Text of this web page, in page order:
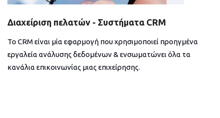
Διαχείριση πελατών - Συστήματα CRM
Το CRM είναι μία εφαρμογή που χρησιμοποιεί προηγμένα
εργαλεία ανάλυσης δεδομένων & ενσωματώνει όλα τα
κανάλια επικοινωνίας μιας επιχείρησης.